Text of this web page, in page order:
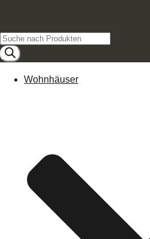
Products
search
Wohnhäuser